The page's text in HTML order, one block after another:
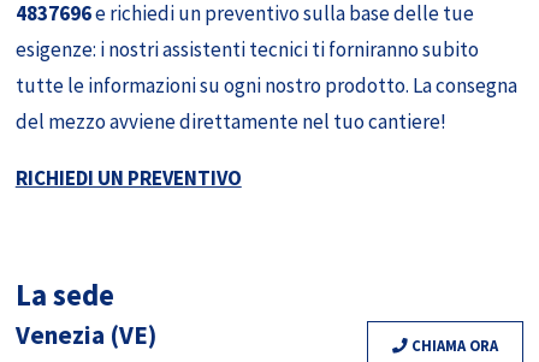
4837696e richiedi un preventivo sulla base delle tue
esigenze: i nostri assistenti tecnici ti forniranno subito
tutte le informazioni su ogni nostro prodotto. La consegna
del mezzo avviene direttamente nel tuo cantiere!
RICHIEDI UN PREVENTIVO
La sede
Venezia (VE) CHIAMA ORA